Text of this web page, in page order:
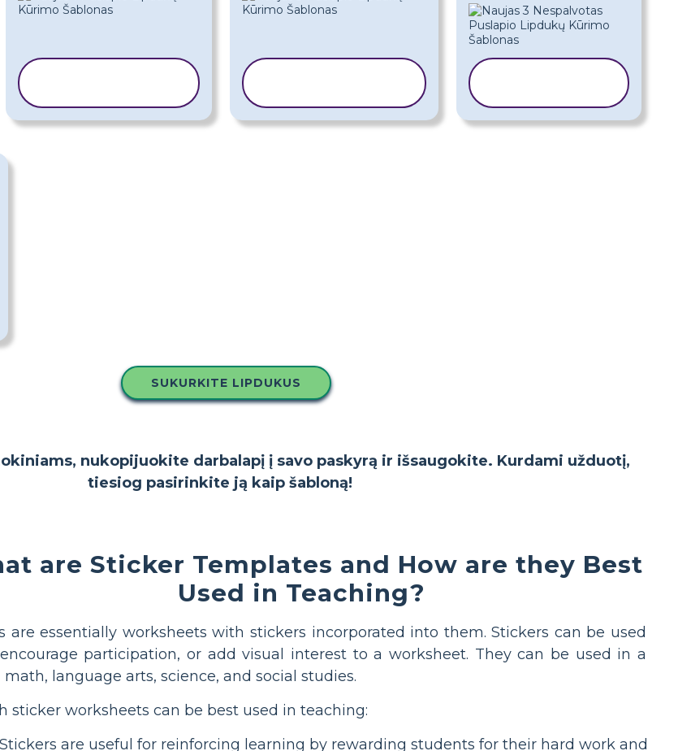
SUKURKITE LIPDUKUS
nukopijuokite darbalapį į savo paskyrą ir išsaugokite. Kurdami užduotį,
tiesiog pasirinkite ją kaip šabloną!
are Sticker Templates and How are they Best
Used in Teaching?
are essentially worksheets with stickers incorporated into them. Stickers can be used
participation, or add visual interest to a worksheet. They can be used in a
language arts, science, and social studies.
sticker worksheets can be best used in teaching:
Stickers are useful for reinforcing learning by rewarding students for their hard work and